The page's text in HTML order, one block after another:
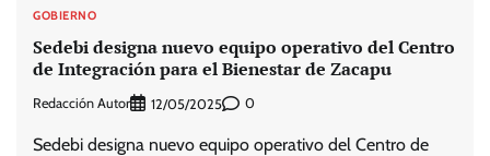
GOBIERNO
Sedebi designa nuevo equipo operativo del Centro
de Integración para el Bienestar de Zacapu
Redacción Autor 12/05/2025 0
Sedebi designa nuevo equipo operativo del Centro de